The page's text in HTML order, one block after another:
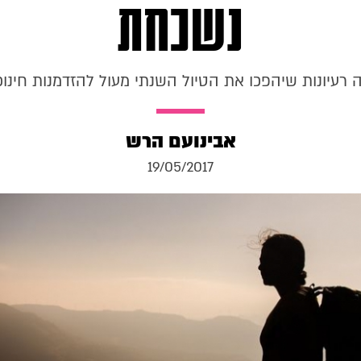
נשכחת
רעיונות שיהפכו את הטיול השנתי מעול להזדמנות
אבינועם הרש
19/05/2017